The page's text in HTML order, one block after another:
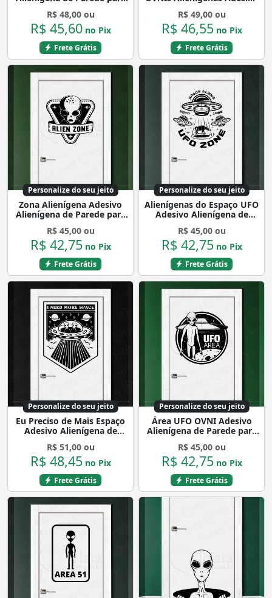
Mod:247
R$ 48,00 ou
R$ 45,60 no Pix
Frete Grátis
Quarto, Porta e Vidro
Mod:418
R$ 49,00 ou
R$ 46,55 no Pix
Frete Grátis
Personalize do seu jeito
Zona Alienígena Adesivo
Alienígena de Parede para
Mod:368
R$ 45,00 ou
R$ 42,75 no Pix
Frete Grátis
Personalize do seu jeito
Alienígenas do Espaço UFO
Adesivo Alienígena de
e Vidro Mod:9
R$ 45,00 ou
R$ 42,75 no Pix
Frete Grátis
Personalize do seu jeito
Eu Preciso de Mais Espaço
Adesivo Alienígena de
e Vidro Mod:10
R$ 51,00 ou
R$ 48,45 no Pix
Frete Grátis
Personalize do seu jeito
Área UFO OVNI Adesivo
Alienígena de Parede para
Mod:181
R$ 45,00 ou
R$ 42,75 no Pix
Frete Grátis